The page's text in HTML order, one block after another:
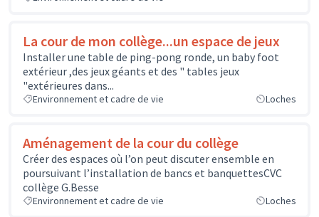
La cour de mon collège...un espace de jeux
Installer une table de ping-pong ronde, un baby foot
extérieur ,des jeux géants et des " tables jeux
"extérieures dans...
Environnement et cadre de vie Loches
Aménagement de la cour du collège
Créer des espaces où l’on peut discuter ensemble en
poursuivant l’installation de bancs et banquettesCVC
collège G.Besse
Environnement et cadre de vie Loches